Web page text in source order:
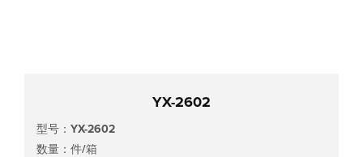
YX-2602
型号：YX-2602
数量：件/箱